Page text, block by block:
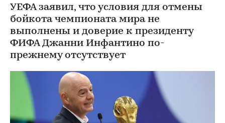
УЕФА заявил, что условия для отмены
бойкота чемпионата мира не
выполнены и доверие к президенту
ФИФА Джанни Инфантино по-
прежнему отсутствует